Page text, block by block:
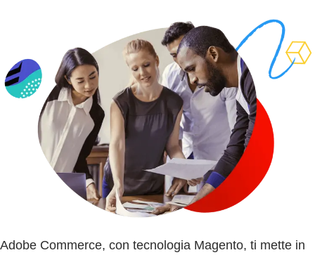
Adobe Commerce, con tecnologia Magento, ti mette in